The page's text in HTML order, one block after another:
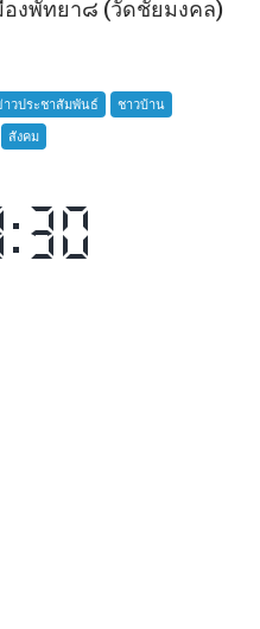
งพัทยา๘ (วัดชัยมงคล)
สือ
าว
บ้าน
ปิด
บ
าวประชาสัมพันธ์
ชาวบ้าน
สังคม